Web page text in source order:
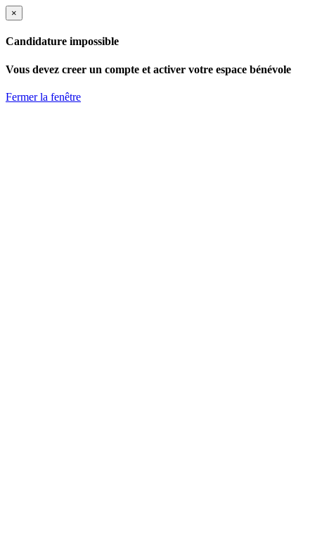
×
Candidature impossible
Vous devez creer un compte et activer votre espace bénévole
Fermer la fenêtre